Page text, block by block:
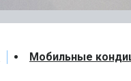
Мобильные